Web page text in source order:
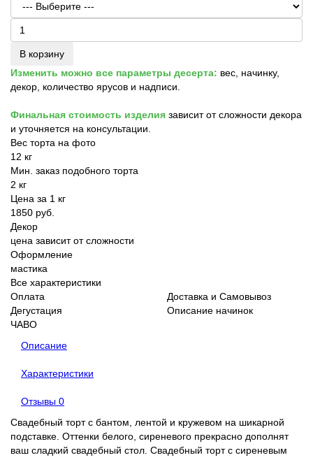
В корзину
Изменить можно все параметры десерта: вес, начинку,
декор, количество ярусов и надписи.
Финальная стоимость изделия зависит от сложности декора
и уточняется на консультации.
Вес торта на фото
12 кг
Мин. заказ подобного торта
2 кг
Цена за 1 кг
1850 руб.
Декор
цена зависит от сложности
Оформление
мастика
Все характеристики
Оплата
Доставка и Самовывоз
Дегустация
Описание начинок
ЧАВО
Описание
Характеристики
Отзывы 0
Свадебный торт с бантом, лентой и кружевом на шикарной
подставке. Оттенки белого, сиреневого прекрасно дополнят
ваш сладкий свадебный стол. Свадебный торт с сиреневым